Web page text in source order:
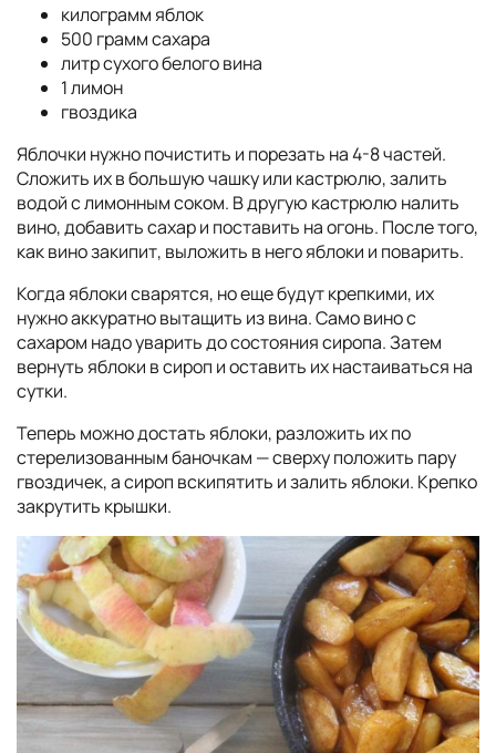
килограмм яблок
500 грамм сахара
литр сухого белого вина
1 лимон
гвоздика
Яблочки нужно почистить и порезать на 4-8 частей.
Сложить их в большую чашку или кастрюлю, залить
водой с лимонным соком. В другую кастрюлю налить
вино, добавить сахар и поставить на огонь. После того,
как вино закипит, выложить в него яблоки и поварить.
Когда яблоки сварятся, но еще будут крепкими, их
нужно аккуратно вытащить из вина. Само вино с
сахаром надо уварить до состояния сиропа. Затем
вернуть яблоки в сироп и оставить их настаиваться на
сутки.
Теперь можно достать яблоки, разложить их по
стерелизованным баночкам — сверху положить пару
гвоздичек, а сироп вскипятить и залить яблоки. Крепко
закрутить крышки.